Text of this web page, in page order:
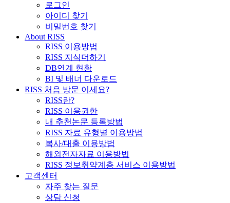
로그인
아이디 찾기
비밀번호 찾기
About RISS
RISS 이용방법
RISS 지식더하기
DB연계 현황
BI 및 배너 다운로드
RISS 처음 방문 이세요?
RISS란?
RISS 이용권한
내 추천논문 등록방법
RISS 자료 유형별 이용방법
복사/대출 이용방법
해외전자자료 이용방법
RISS 정보취약계층 서비스 이용방법
고객센터
자주 찾는 질문
상담 신청